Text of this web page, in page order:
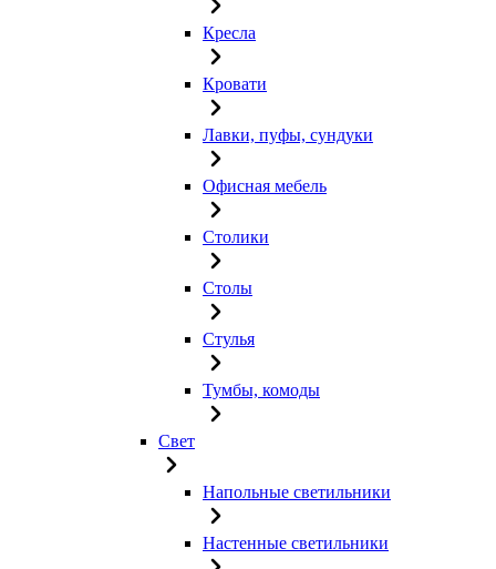
Кресла
Кровати
Лавки, пуфы, сундуки
Офисная мебель
Столики
Столы
Стулья
Тумбы, комоды
Свет
Напольные светильники
Настенные светильники